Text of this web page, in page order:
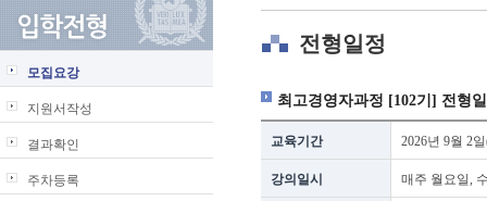
모집요강
지원서작성
결과확인
주차등록
전형일정
최고경영자과정 [102기] 전형
교육기간 2026년 9월 2
강의일시 매주 월요일,